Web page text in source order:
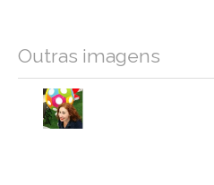
Outras imagens